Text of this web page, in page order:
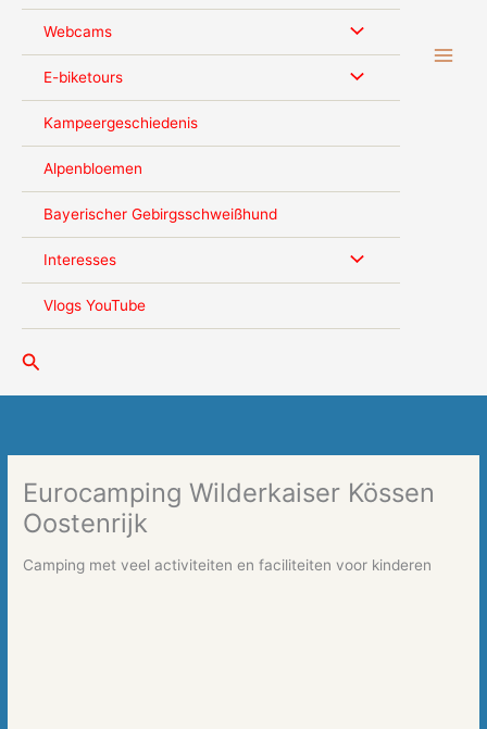
Webcams
E-biketours
Kampeergeschiedenis
Alpenbloemen
Bayerischer Gebirgsschweißhund
Interesses
Vlogs YouTube
Zoeken
Eurocamping Wilderkaiser Kössen
Oostenrijk
Camping met veel activiteiten en faciliteiten voor kinderen